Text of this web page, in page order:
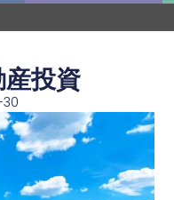
投資
30